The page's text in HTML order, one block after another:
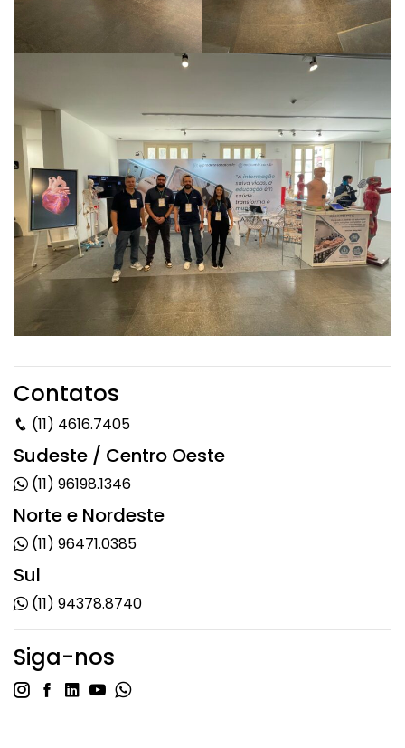
Contatos
(11) 4616.7405
Sudeste / Centro Oeste
(11) 96198.1346
Norte e Nordeste
(11) 96471.0385
Sul
(11) 94378.8740
Siga-nos